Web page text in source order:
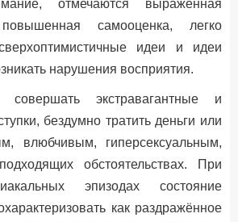
отмечаются выраженная
повышенная самооценка, легко
идеи и идеи
нарушения восприятия.
экстравагантные и
бездумно тратить деньги или
влюбчивым, гиперсексуальным,
обстоятельствах. При
эпизодах состояние
как раздражённое